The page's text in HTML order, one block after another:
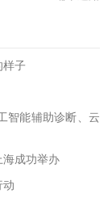
样子
智能辅助诊断、云
海成功举办
动